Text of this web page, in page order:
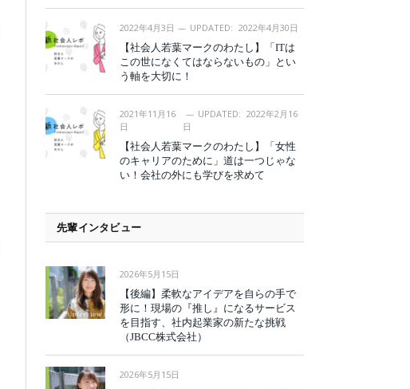
2022年4月3日 UPDATED: 2022年4月30日
【社会人若葉マークのわたし】「ITは
この世になくてはならないもの」とい
う軸を大切に！
2021年11月16
日
UPDATED: 2022年2月16
日
【社会人若葉マークのわたし】「女性
のキャリアのために」道は一つじゃな
い！会社の外にも学びを求めて
先輩インタビュー
2026年5月15日
【後編】柔軟なアイデアを自らの手で
形に！現場の『推し』になるサービス
を目指す、社内起業家の新たな挑戦
（JBCC株式会社）
2026年5月15日